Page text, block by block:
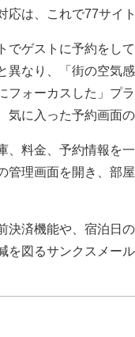
は、これで77サイト
ゲストに予約をし
異なり、「街の空気
フォーカスした」プ
に入った予約画面の
料金、予約情報を
管理画面を開き、部
済機能や、宿泊日
図るサンクスメール